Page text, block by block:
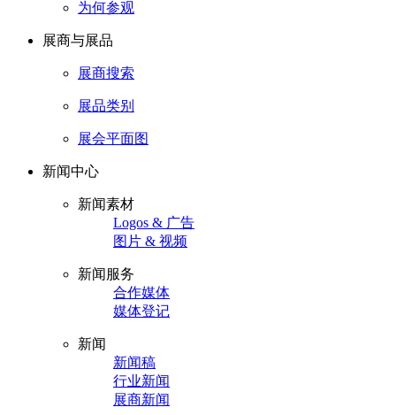
为何参观
展商与展品
展商搜索
展品类别
展会平面图
新闻中心
新闻素材
Logos & 广告
图片 & 视频
新闻服务
合作媒体
媒体登记
新闻
新闻稿
行业新闻
展商新闻